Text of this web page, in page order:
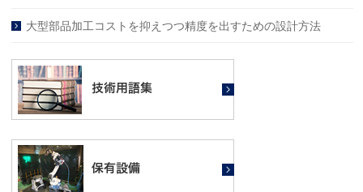
大型部品加工コストを抑えつつ精度を出すための設計方法